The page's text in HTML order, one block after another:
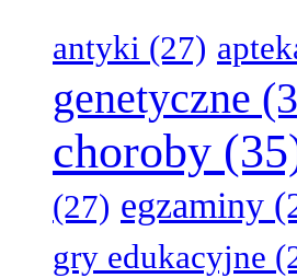
antyki (27)
genetyczne
choroby
(27) egzaminy
gry edukacyjne